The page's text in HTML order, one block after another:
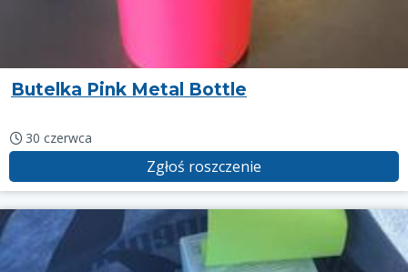
Butelka Pink Metal Bottle
30 czerwca
Zgłoś roszczenie